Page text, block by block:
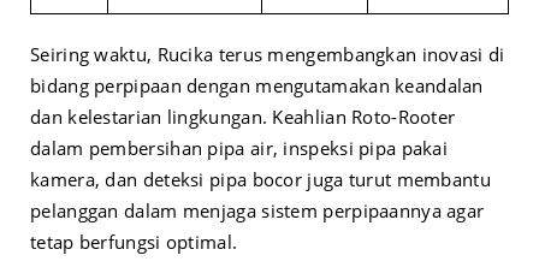
Seiring waktu, Rucika terus mengembangkan inovasi di
bidang perpipaan dengan mengutamakan keandalan
dan kelestarian lingkungan. Keahlian Roto-Rooter
dalam pembersihan pipa air, inspeksi pipa pakai
kamera, dan deteksi pipa bocor juga turut membantu
pelanggan dalam menjaga sistem perpipaannya agar
tetap berfungsi optimal.